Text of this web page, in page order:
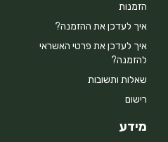
הזמנות
איך לעדכן את ההזמנה?
איך לעדכן את פרטי האשראי
להזמנה?
שאלות ותשובות
רישום
מידע